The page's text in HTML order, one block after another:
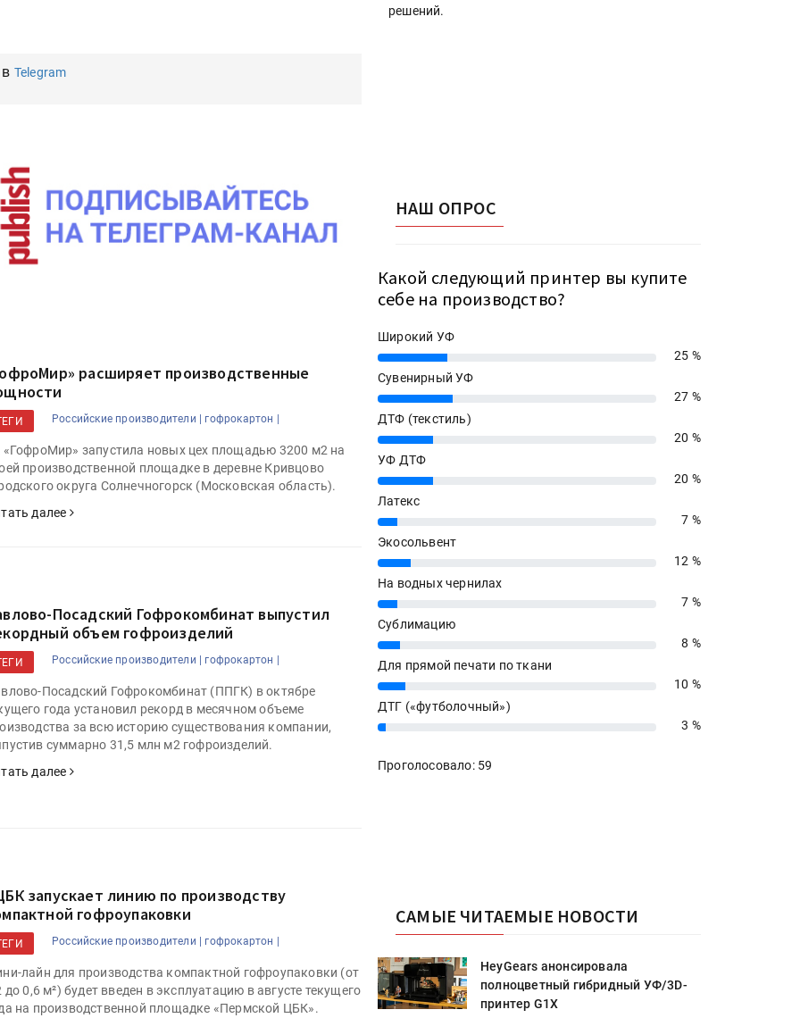
Telegram
расширяет производственные
Российские производители | гофрокартон |
«ГофроМир» запустила новых цех площадью 3200 м2 на
производственной площадке в деревне Кривцово
округа Солнечногорск (Московская область).
далее
Посадский Гофрокомбинат выпустил
объем гофроизделий
Российские производители | гофрокартон |
Посадский Гофрокомбинат (ППГК) в октябре
года установил рекорд в месячном объеме
за всю историю существования компании,
суммарно 31,5 млн м2 гофроизделий.
далее
запускает линию по производству
гофроупаковки
Российские производители | гофрокартон |
лайн для производства компактной гофроупаковки (от
до 0,6 м²) будет введен в эксплуатацию в августе текущего
на производственной площадке «Пермской ЦБК».
решений.
НАШ ОПРОС
Какой следующий принтер вы купите
себе на производство?
Широкий УФ
25%
25 %
Сувенирный УФ
27%
27 %
ДТФ (текстиль)
20%
20 %
УФ ДТФ
20%
20 %
Латекс
7%
7 %
Экосольвент
12%
12 %
На водных чернилах
7%
7 %
Сублимацию
8%
8 %
Для прямой печати по ткани
10%
10 %
ДТГ («футболочный»)
3% 3 %
Проголосовало: 59
САМЫЕ ЧИТАЕМЫЕ НОВОСТИ
3D-
HeyGears анонсировала
полноцветный гибридный УФ/3D-
принтер G1X
HeyGears анонсировала
полноцветный гибридный УФ/3D-
принтер G1X